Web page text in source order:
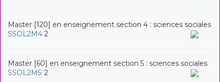
Master [120] en enseignement section 4 : sciences sociales
SSOL2M4 2
Master [60] en enseignement section 5 : sciences sociales
SSOL2M5 2